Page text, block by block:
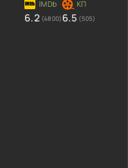
6.2 (4800) 6.5 (505)